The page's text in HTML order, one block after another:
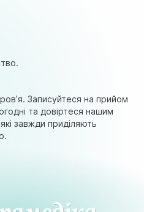
Записуйтеся на прийом
та довіртеся нашим
завжди приділяють